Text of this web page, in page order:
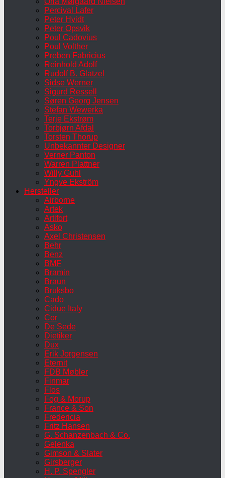
Percival Lafer
Peter Hvidt
Peter Opsvik
Poul Cadovius
Poul Volther
Preben Fabricius
Reinhold Adolf
Rudolf B. Glatzel
Sidse Werner
Sigurd Ressell
Søren Georg Jensen
Stefan Wewerka
Terje Ekstrøm
Torbjørn Afdal
Torsten Thorup
Unbekannter Designer
Verner Panton
Warren Plattner
Willy Guhl
Yngve Ekström
Hersteller
Airborne
Artek
Artifort
Asko
Axel Christensen
Behr
Benz
BMF
Bramin
Braun
Bruksbo
Cado
Cidue Italy
Cor
De Sede
Dietiker
Dux
Erik Jorgensen
Eternit
FDB Møbler
Finmar
Flos
Fog & Morup
France & Son
Fredericia
Fritz Hansen
G. Schanzenbach & Co.
Gelenka
Gimson & Slater
Girsberger
H. P. Spengler